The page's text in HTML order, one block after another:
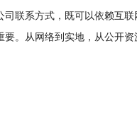
系方式，既可以依赖互联
。从网络到实地，从公开